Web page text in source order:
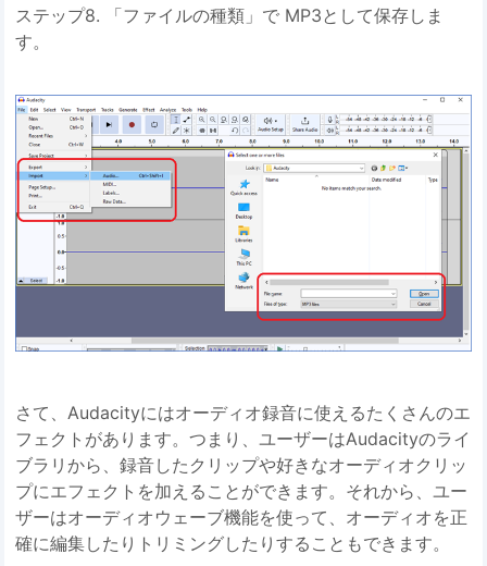
ステップ8. 「ファイルの種類」で MP3として保存しま
す。
さて、Audacityにはオーディオ録音に使えるたくさんのエ
フェクトがあります。つまり、ユーザーはAudacityのライ
ブラリから、録音したクリップや好きなオーディオクリッ
プにエフェクトを加えることができます。それから、ユー
ザーはオーディオウェーブ機能を使って、オーディオを正
確に編集したりトリミングしたりすることもできます。